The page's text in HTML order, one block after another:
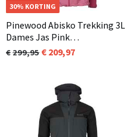
NIEUW
30% KORTING
Pinewood Abisko Trekking 3L
Dames Jas Pink
Blush/Raspberry (827)
299,95 209,97